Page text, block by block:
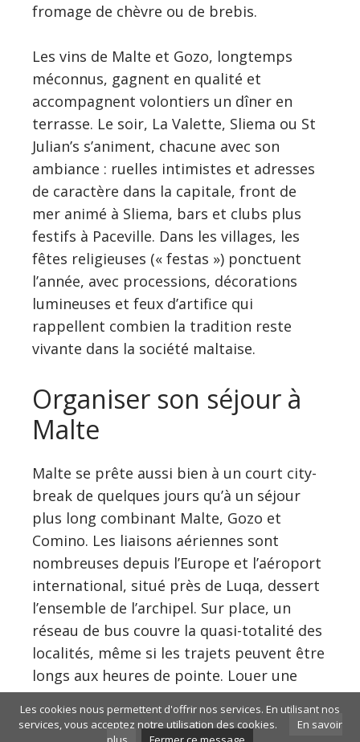
fromage de chèvre ou de brebis.
Les vins de Malte et Gozo, longtemps
méconnus, gagnent en qualité et
accompagnent volontiers un dîner en
terrasse. Le soir, La Valette, Sliema ou St
Julian’s s’animent, chacune avec son
ambiance : ruelles intimistes et adresses
de caractère dans la capitale, front de
mer animé à Sliema, bars et clubs plus
festifs à Paceville. Dans les villages, les
fêtes religieuses (« festas ») ponctuent
l’année, avec processions, décorations
lumineuses et feux d’artifice qui
rappellent combien la tradition reste
vivante dans la société maltaise.
Organiser son séjour à
Malte
Malte se prête aussi bien à un court city-
break de quelques jours qu’à un séjour
plus long combinant Malte, Gozo et
Comino. Les liaisons aériennes sont
nombreuses depuis l’Europe et l’aéroport
international, situé près de Luqa, dessert
l’ensemble de l’archipel. Sur place, un
réseau de bus couvre la quasi-totalité des
localités, même si les trajets peuvent être
longs aux heures de pointe. Louer une
voiture ou un scooter permet de gagner
en liberté, en gardant en tête la conduite
Les cookies nous permettent d'offrir nos services. En utilisant nos
services, vous acceptez notre utilisation des cookies.
En savoir